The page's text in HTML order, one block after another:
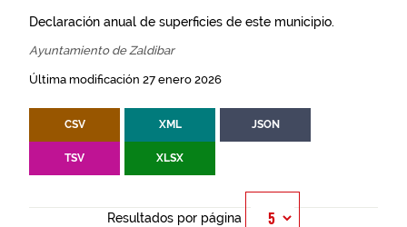
Declaración anual de superficies de este municipio.
Ayuntamiento de Zaldibar
Última modificación 27 enero 2026
CSV XML JSON
TSV XLSX
Resultados por página